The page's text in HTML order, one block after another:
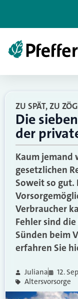
ZU SPÄT, ZU
Die
der
Kaum
gesetzlichen
Soweit so gut.
Verbraucher
Fehler sind
Sünden beim
erfahren Sie
Juliana 12.
Altersvorsorge